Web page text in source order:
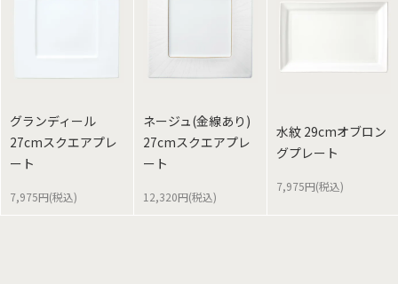
グランディール
27cmスクエアプレ
ート
7,975円(税込)
ネージュ(金線あり)
27cmスクエアプレ
ート
12,320円(税込)
水紋 29cmオブロン
グプレート
7,975円(税込)